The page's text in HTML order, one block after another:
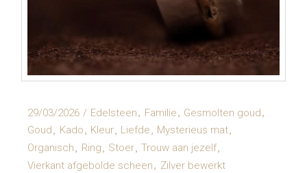
29/03/2026 Edelsteen Familie
Gesmolten goud
Goud
Kado Kleur Liefde
Mysterieus mat
Organisch
Ring Stoer Trouw aan jezelf
Vierkant afgebolde scheen
Zilver bewerkt